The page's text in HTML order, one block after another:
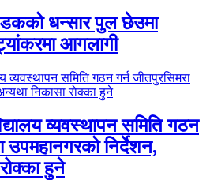
धन्सार पुल छेउमा
आगलागी
व्यवस्थापन समिति गठन
उपमहानगरको निर्देशन,
हुने